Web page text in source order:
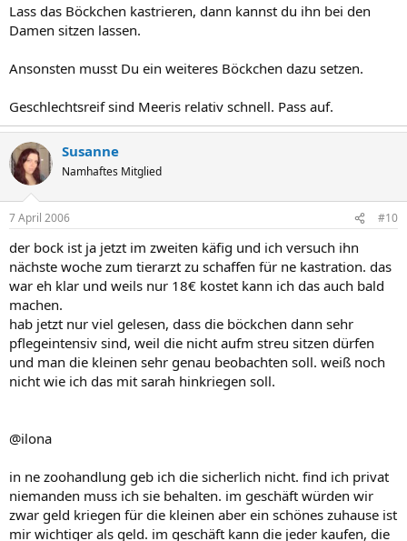
Lass das Böckchen kastrieren, dann kannst du ihn bei den
Damen sitzen lassen.
Ansonsten musst Du ein weiteres Böckchen dazu setzen.
Geschlechtsreif sind Meeris relativ schnell. Pass auf.
Susanne
Namhaftes Mitglied
7 April 2006 #10
der bock ist ja jetzt im zweiten käfig und ich versuch ihn
nächste woche zum tierarzt zu schaffen für ne kastration. das
war eh klar und weils nur 18€ kostet kann ich das auch bald
machen.
hab jetzt nur viel gelesen, dass die böckchen dann sehr
pflegeintensiv sind, weil die nicht aufm streu sitzen dürfen
und man die kleinen sehr genau beobachten soll. weiß noch
nicht wie ich das mit sarah hinkriegen soll.
@ilona
in ne zoohandlung geb ich die sicherlich nicht. find ich privat
niemanden muss ich sie behalten. im geschäft würden wir
zwar geld kriegen für die kleinen aber ein schönes zuhause ist
mir wichtiger als geld. im geschäft kann die jeder kaufen, die